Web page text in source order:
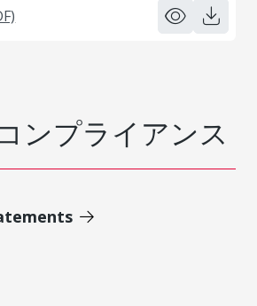
ンプライアンス